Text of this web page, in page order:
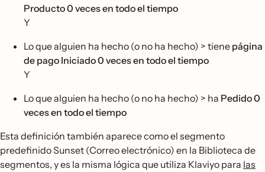
Producto 0 veces en todo el tiempo
Y
Lo que alguien ha hecho (o no ha hecho) > tiene página
de pago Iniciado 0 veces en todo el tiempo
Y
Lo que alguien ha hecho (o no ha hecho) > ha Pedido 0
veces en todo el tiempo
Esta definición también aparece como el segmento
predefinido Sunset (Correo electrónico) en la Biblioteca de
segmentos, y es la misma lógica que utiliza Klaviyo para las